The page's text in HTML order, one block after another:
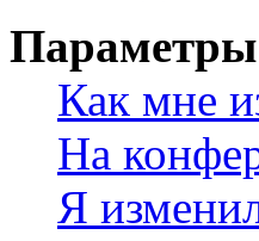
Параметры
Как мне
На
Я